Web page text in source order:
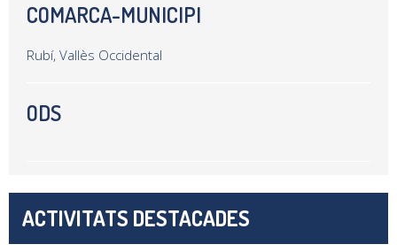
COMARCA-MUNICIPI
Rubí, Vallès Occidental
ODS
ACTIVITATS DESTACADES